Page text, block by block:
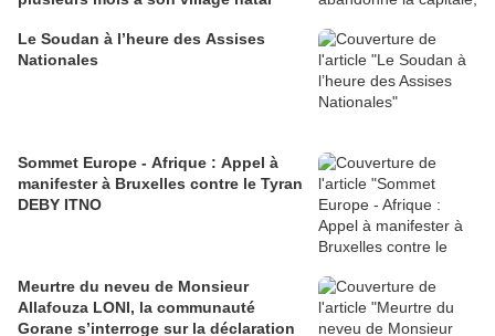
Le Soudan à l’heure des Assises
Nationales
Sommet Europe - Afrique : Appel à
manifester à Bruxelles contre le Tyran
DEBY ITNO
Meurtre du neveu de Monsieur
Allafouza LONI, la communauté
Gorane s’interroge sur la déclaration